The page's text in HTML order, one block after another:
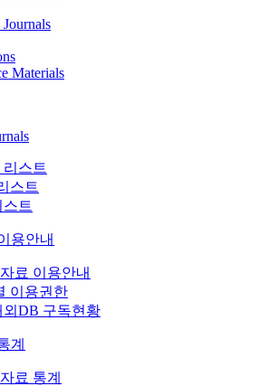
Materials
스트
스트
트
용안내
료 이용안내
이용권한
외DB 구독현황
계
료 통계